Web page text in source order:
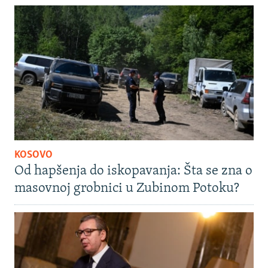
KOSOVO
Od hapšenja do iskopavanja: Šta se zna o
masovnoj grobnici u Zubinom Potoku?